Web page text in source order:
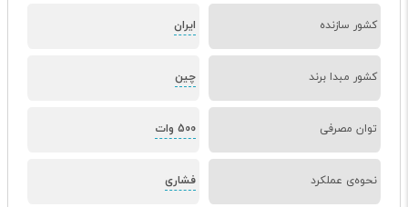
کشور سازنده ایران
کشور مبدا برند چین
توان مصرفی 500 وات
نحوه‌ی عملکرد فشاری